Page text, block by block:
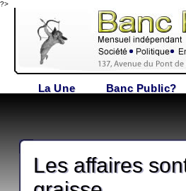
?>
La Une Banc Public?
Les affaires